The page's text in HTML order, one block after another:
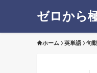
ゼロから
ホーム 英単語 句